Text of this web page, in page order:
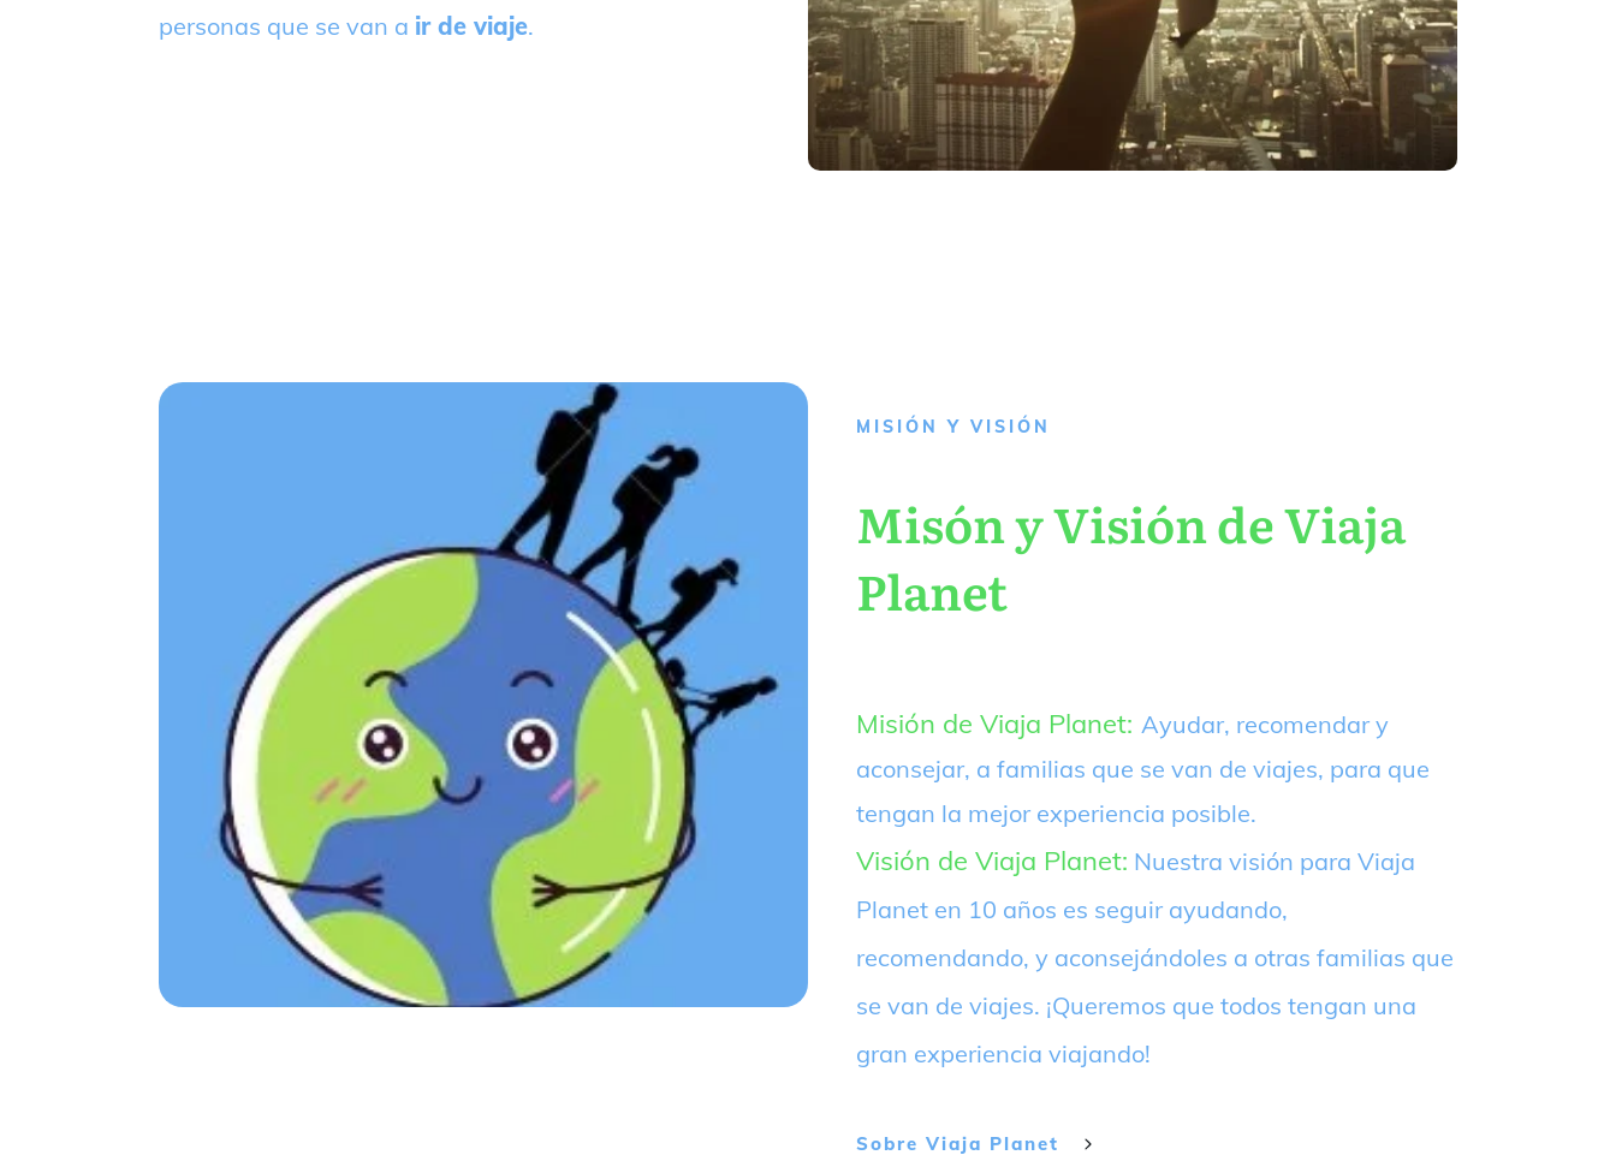
personas que se van a ir de viaje.
MISIÓN Y VISIÓN
Misón y Visión de Viaja
Planet
Misión de Viaja Planet: Ayudar, recomendar y
aconsejar, a familias que se van de viajes, para que
tengan la mejor experiencia posible.
Visión de Viaja Planet: Nuestra visión para Viaja
Planet en 10 años es seguir ayudando,
recomendando, y aconsejándoles a otras familias que
se van de viajes. ¡Queremos que todos tengan una
gran experiencia viajando!
Sobre Viaja Planet